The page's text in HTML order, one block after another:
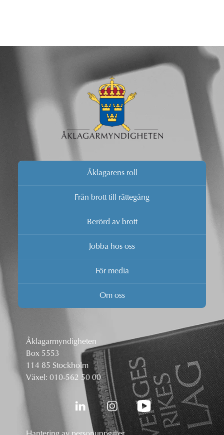
Åklagarens roll
Från brott till rättegång
Berörd av brott
Jobba hos oss
För media
Om oss
Åklagarmyndigheten
Box 5553
114 85 Stockholm
Växel: 010-562 50 00